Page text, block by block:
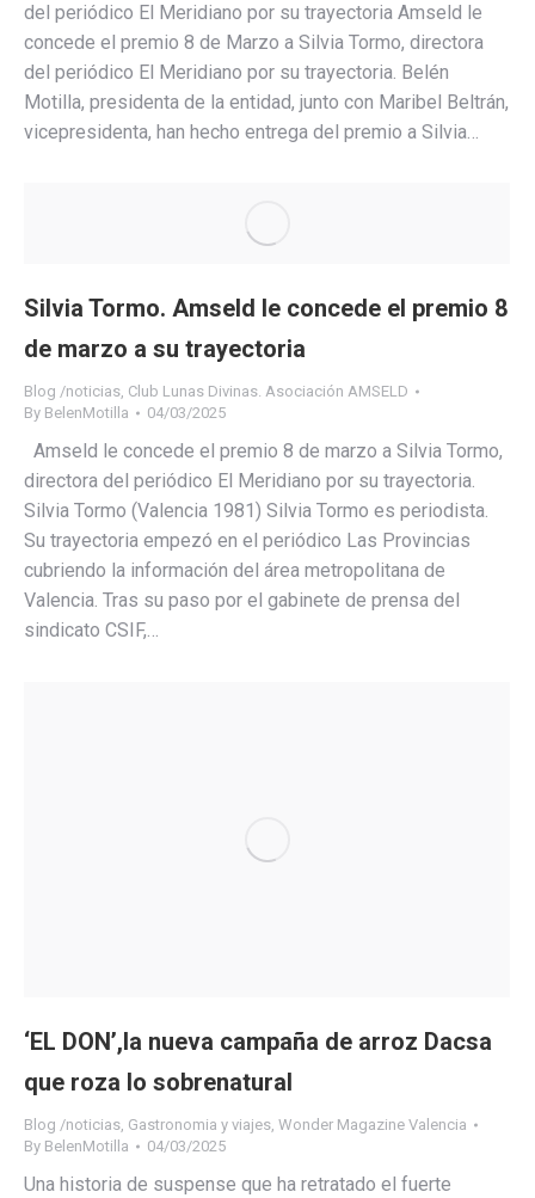
del periódico El Meridiano por su trayectoria Amseld le
concede el premio 8 de Marzo a Silvia Tormo, directora
del periódico El Meridiano por su trayectoria. Belén
Motilla, presidenta de la entidad, junto con Maribel Beltrán,
vicepresidenta, han hecho entrega del premio a Silvia…
Silvia Tormo. Amseld le concede el premio 8
de marzo a su trayectoria
Blog /noticias, Club Lunas Divinas. Asociación AMSELD
By BelenMotilla 04/03/2025
Amseld le concede el premio 8 de marzo a Silvia Tormo,
directora del periódico El Meridiano por su trayectoria.
Silvia Tormo (Valencia 1981) Silvia Tormo es periodista.
Su trayectoria empezó en el periódico Las Provincias
cubriendo la información del área metropolitana de
Valencia. Tras su paso por el gabinete de prensa del
sindicato CSIF,…
‘EL DON’,la nueva campaña de arroz Dacsa
que roza lo sobrenatural
Blog /noticias, Gastronomia y viajes, Wonder Magazine Valencia
By BelenMotilla 04/03/2025
Una historia de suspense que ha retratado el fuerte